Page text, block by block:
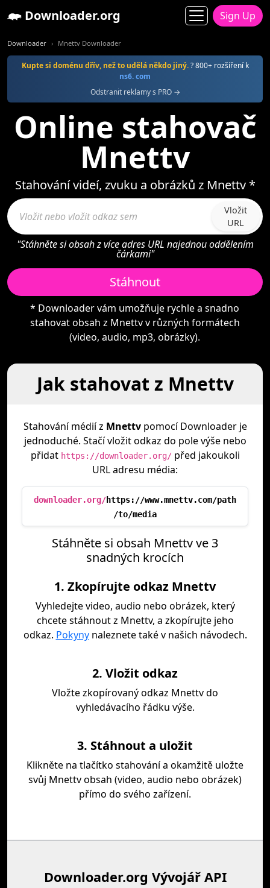
Downloader.org Sign Up
Downloader Mnettv Downloader
Kupte si doménu dřív, než to udělá někdo jiný.? 800+ rozšíření k
ns6. com
Odstranit reklamy s PRO →
Online stahovač
Mnettv
Stahování videí, zvuku a obrázků z Mnettv *
Vložit
URL
"Stáhněte si obsah z více adres URL najednou oddělením
čárkami"
Stáhnout
* Downloader vám umožňuje rychle a snadno
stahovat obsah z Mnettv v různých formátech
(video, audio, mp3, obrázky).
Jak stahovat z Mnettv
Stahování médií z Mnettvpomocí Downloader je
jednoduché. Stačí vložit odkaz do pole výše nebo
přidat https://downloader.org/před jakoukoli
URL adresu média:
downloader.org/https://www.mnettv.com/path
/to/media
Stáhněte si obsah Mnettv ve 3
snadných krocích
1. Zkopírujte odkaz Mnettv
Vyhledejte video, audio nebo obrázek, který
chcete stáhnout z Mnettv, a zkopírujte jeho
odkaz. Pokynynaleznete také v našich návodech.
2. Vložit odkaz
Vložte zkopírovaný odkaz Mnettv do
vyhledávacího řádku výše.
3. Stáhnout a uložit
Klikněte na tlačítko stahování a okamžitě uložte
svůj Mnettv obsah (video, audio nebo obrázek)
přímo do svého zařízení.
Downloader.org Vývojář API